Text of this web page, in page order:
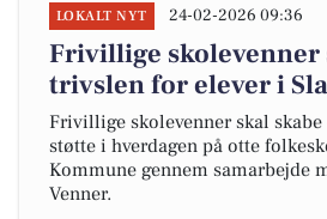
LOKALT NYT 24-02-2026 09:36
Frivillige skolevenner
trivslen for elever i
Frivillige skolevenner skal
støtte i hverdagen på otte
Kommune gennem samarbejde
Venner.